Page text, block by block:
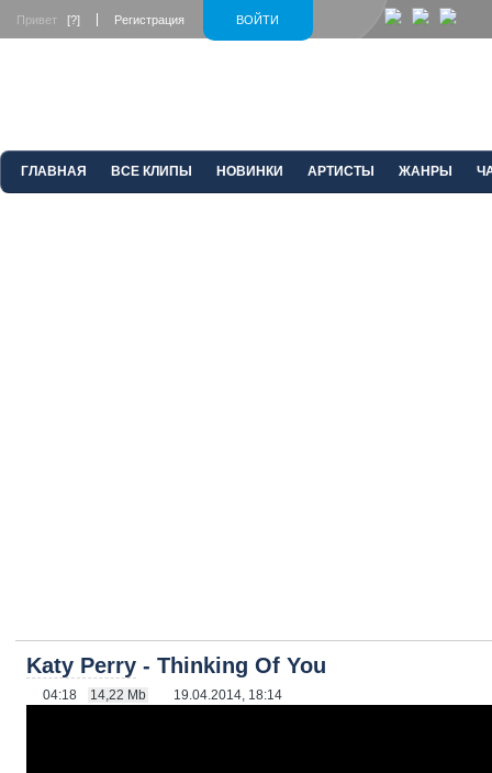
ВОЙТИ
Привет [?] Регистрация
ГЛАВНАЯ ВСЕ КЛИПЫ НОВИНКИ АРТИСТЫ ЖАНРЫ
Katy Perry - Thinking Of You
04:18 14,22 Mb 19.04.2014, 18:14